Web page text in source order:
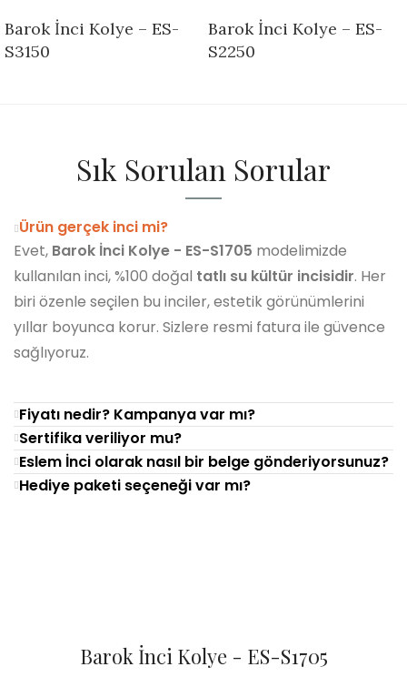
Barok İnci Kolye – ES-
S3150
Barok İnci Kolye – ES-
S2250
Sık Sorulan Sorular
Ürün gerçek inci mi?
Evet, Barok İnci Kolye - ES-S1705 modelimizde
kullanılan inci, %100 doğal tatlı su kültür incisidir. Her
biri özenle seçilen bu inciler, estetik görünümlerini
yıllar boyunca korur. Sizlere resmi fatura ile güvence
sağlıyoruz.
Fiyatı nedir? Kampanya var mı?
Sertifika veriliyor mu?
Eslem İnci olarak nasıl bir belge gönderiyorsunuz?
Hediye paketi seçeneği var mı?
Barok İnci Kolye - ES-S1705